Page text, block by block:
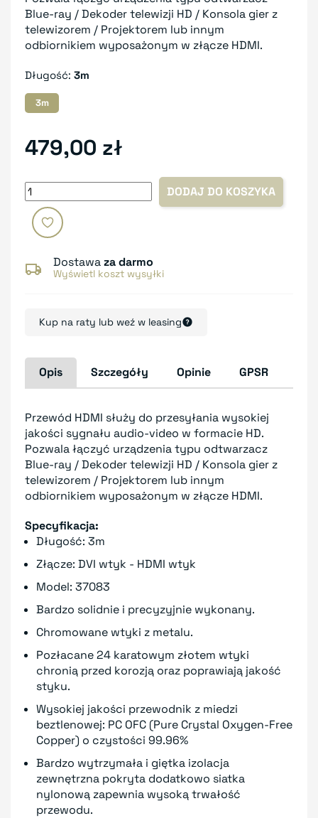
Blue-ray / Dekoder telewizji HD / Konsola gier z
telewizorem / Projektorem lub innym
odbiornikiem wyposażonym w złącze HDMI.
Długość: 3m
3m
479,00 zł
DODAJ DO KOSZYKA
Dostawaza darmo
Wyświetl koszt wysyłki
Kup na raty lub weź w leasing
Opis Szczegóły Opinie GPSR
Przewód HDMI służy do przesyłania wysokiej
jakości sygnału audio-video w formacie HD.
Pozwala łączyć urządzenia typu odtwarzacz
Blue-ray / Dekoder telewizji HD / Konsola gier z
telewizorem / Projektorem lub innym
odbiornikiem wyposażonym w złącze HDMI.
Specyfikacja:
Długość: 3m
Złącze: DVI wtyk - HDMI wtyk
Model: 37083
Bardzo solidnie i precyzyjnie wykonany.
Chromowane wtyki z metalu.
Pozłacane 24 karatowym złotem wtyki
chronią przed korozją oraz poprawiają jakość
styku.
Wysokiej jakości przewodnik z miedzi
beztlenowej: PC OFC (Pure Crystal Oxygen-Free
Copper) o czystości 99.96%
Bardzo wytrzymała i giętka izolacja
zewnętrzna pokryta dodatkowo siatka
nylonową zapewnia wysoką trwałość
przewodu.